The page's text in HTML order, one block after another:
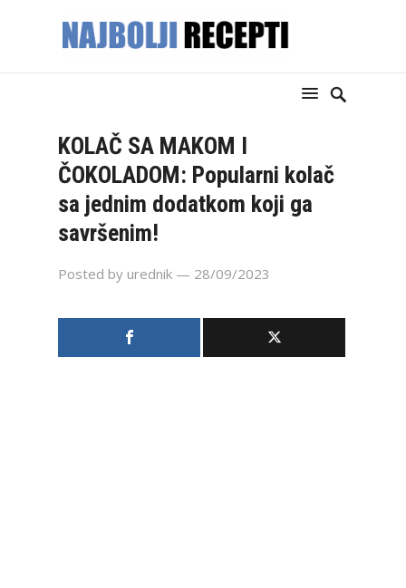
KOLAČ SA MAKOM I
ČOKOLADOM: Popularni kolač
sa jednim dodatkom koji ga
savršenim!
Posted by urednik — 28/09/2023